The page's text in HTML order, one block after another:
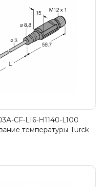
CF-LI6-H1140-L100
температуры Turck